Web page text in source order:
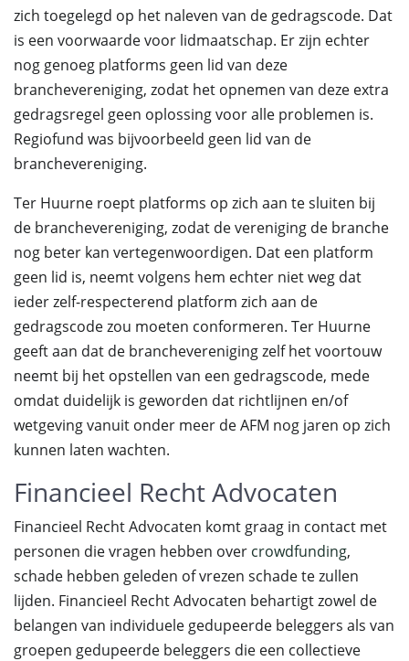
zich toegelegd op het naleven van de gedragscode. Dat
is een voorwaarde voor lidmaatschap. Er zijn echter
nog genoeg platforms geen lid van deze
branchevereniging, zodat het opnemen van deze extra
gedragsregel geen oplossing voor alle problemen is.
Regiofund was bijvoorbeeld geen lid van de
branchevereniging.
Ter Huurne roept platforms op zich aan te sluiten bij
de branchevereniging, zodat de vereniging de branche
nog beter kan vertegenwoordigen. Dat een platform
geen lid is, neemt volgens hem echter niet weg dat
ieder zelf-respecterend platform zich aan de
gedragscode zou moeten conformeren. Ter Huurne
geeft aan dat de branchevereniging zelf het voortouw
neemt bij het opstellen van een gedragscode, mede
omdat duidelijk is geworden dat richtlijnen en/of
wetgeving vanuit onder meer de AFM nog jaren op zich
kunnen laten wachten.
Financieel Recht Advocaten
Financieel Recht Advocaten komt graag in contact met
personen die vragen hebben over crowdfunding,
schade hebben geleden of vrezen schade te zullen
lijden. Financieel Recht Advocaten behartigt zowel de
belangen van individuele gedupeerde beleggers als van
groepen gedupeerde beleggers die een collectieve